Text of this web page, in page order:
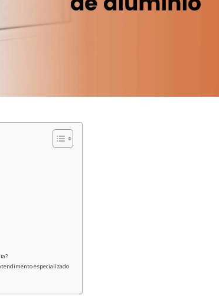
especializado